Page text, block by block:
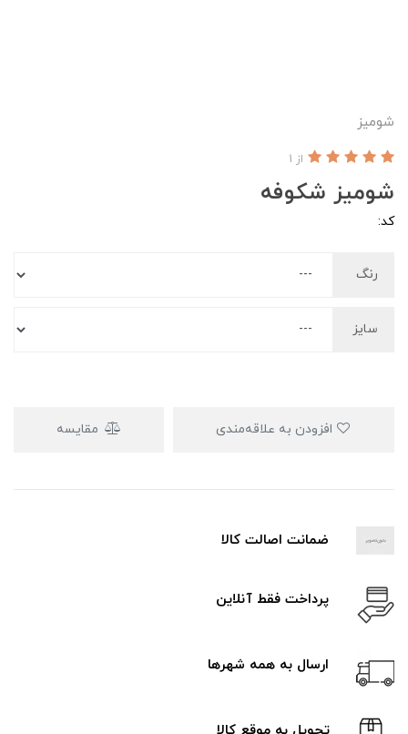
شومیز
شومیز شکوفه
از 1
کد:
رنگ
سایز
مقایسه
ضمانت اصالت کالا
پرداخت فقط آنلاین
ارسال به همه شهرها